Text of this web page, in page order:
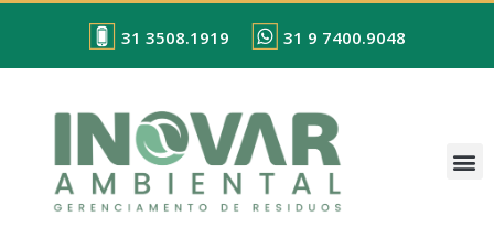
31 3508.1919 31 9 7400.9048